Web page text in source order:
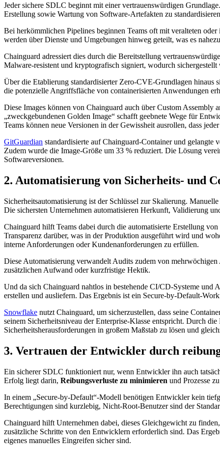
Chainguard Containers
Jeder sichere SDLC beginnt mit einer vertrauenswürdigen
Erstellung sowie Wartung von Software-Artefakten zu
Bei herkömmlichen Pipelines beginnen Teams oft mit veralteten
werden über Dienste und Umgebungen hinweg geteilt, was es
Chainguard adressiert dies durch die Bereitstellung
Malware-resistent und kryptografisch signiert, wodurch
Über die Etablierung standardisierter Zero-CVE-Grundlagen hinaus
die potenzielle Angriffsfläche von containerisierten Anwendungen
Diese Images können von Chainguard auch über Custom Assembly
„zweckgebundenen Golden Image“ schafft geebnete Wege für
Teams können neue Versionen in der Gewissheit ausrollen, dass
GitGuardian standardisierte auf Chainguard-Container und gelangte
Zudem wurde die Image-Größe um 33 % reduziert. Die Lösung
Softwareversionen.
2. Automatisierung von Sicherheits- und
Sicherheitsautomatisierung ist der Schlüssel zur Skalierung.
Die sichersten Unternehmen automatisieren Herkunft, Validierung
Chainguard hilft Teams dabei durch die automatisierte Erstellung
Transparenz darüber, was in der Produktion ausgeführt wird und
interne Anforderungen oder Kundenanforderungen zu erfüllen.
Diese Automatisierung verwandelt Audits zudem von
zusätzlichen Aufwand oder kurzfristige Hektik.
Und da sich Chainguard nahtlos in bestehende CI/CD-Systeme und
erstellen und ausliefern. Das Ergebnis ist ein Secure-by-Default-
Snowflake nutzt Chainguard, um sicherzustellen, dass seine
seinem Sicherheitsniveau der Enterprise-Klasse entspricht. Durch
Sicherheitsherausforderungen in großem Maßstab zu lösen und
3. Vertrauen der Entwickler durch
Ein sicherer SDLC funktioniert nur, wenn Entwickler ihn auch
Erfolg liegt darin, Reibungsverluste zu minimieren und Prozesse
In einem „Secure-by-Default“-Modell benötigen Entwickler kein
Berechtigungen sind kurzlebig, Nicht-Root-Benutzer sind der
Chainguard hilft Unternehmen dabei, dieses Gleichgewicht zu
zusätzliche Schritte von den Entwicklern erforderlich sind. Das
eigenes manuelles Eingreifen sicher sind.